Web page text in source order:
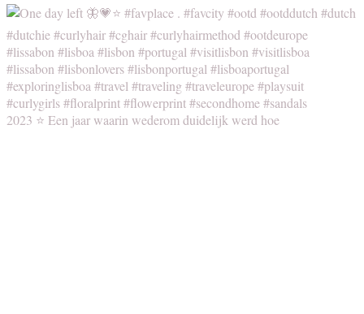
2023 ⭐️ Een jaar waarin wederom duidelijk werd hoe